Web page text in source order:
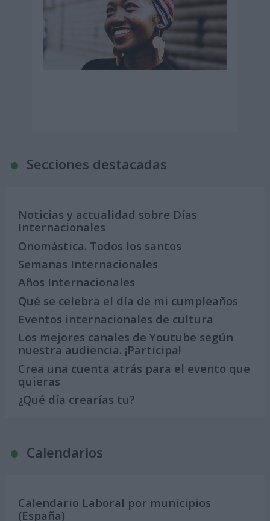
Secciones destacadas
Noticias y actualidad sobre Días
Internacionales
Onomástica. Todos los santos
Semanas Internacionales
Años Internacionales
Qué se celebra el día de mi cumpleaños
Eventos internacionales de cultura
Los mejores canales de Youtube según
nuestra audiencia. ¡Participa!
Crea una cuenta atrás para el evento que
quieras
¿Qué día crearías tu?
Calendarios
Calendario Laboral por municipios
(España)